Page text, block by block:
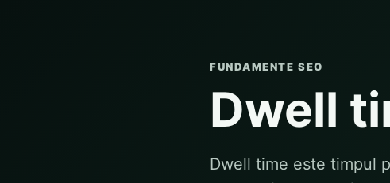
FUNDAMENTE SEO
Dwell
Dwell time este timpul